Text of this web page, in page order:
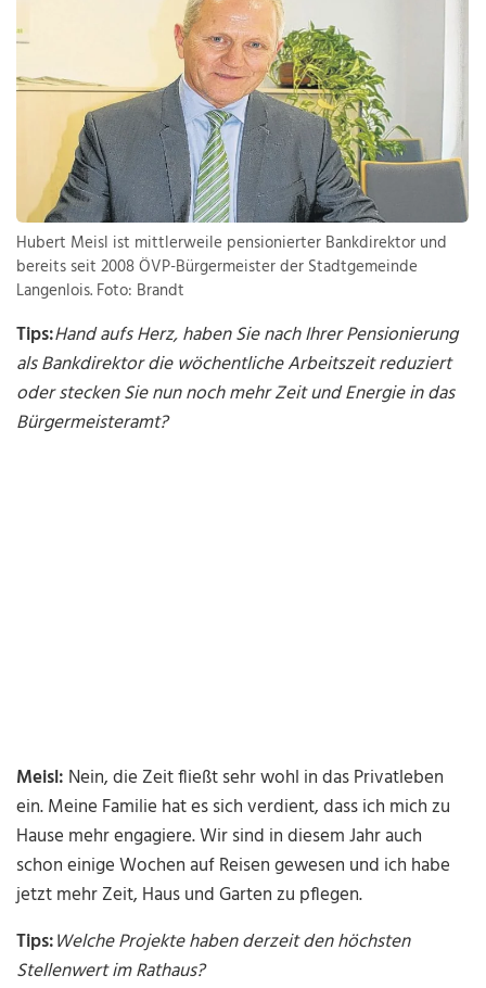
Hubert Meisl ist mittlerweile pensionierter Bankdirektor und
bereits seit 2008 ÖVP-Bürgermeister der Stadt­gemeinde
Langenlois. Foto: Brandt
Tips:Hand aufs Herz, haben Sie nach Ihrer Pensionierung
als Bankdirektor die wöchentliche Arbeitszeit reduziert
oder stecken Sie nun noch mehr Zeit und Energie in das
Bürgermeisteramt?
Meisl: Nein, die Zeit fließt sehr wohl in das Privatleben
ein. Meine Familie hat es sich verdient, dass ich mich zu
Hause mehr engagiere. Wir sind in diesem Jahr auch
schon einige Wochen auf Reisen gewesen und ich habe
jetzt mehr Zeit, Haus und Garten zu pflegen.
Tips:Welche Projekte haben derzeit den höchsten
Stellenwert im Rathaus?